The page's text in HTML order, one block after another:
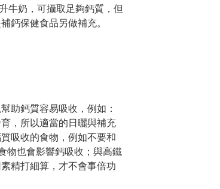
牛奶，可攝取足夠鈣質，但
鈣保健食品另做補充。
助鈣質容易吸收，例如：
，所以適當的日曬與補充
吸收的食物，例如不要和
物也會影響鈣吸收；與高鐵
精打細算，才不會事倍功